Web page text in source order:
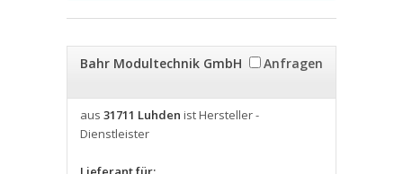
Bahr Modultechnik GmbH Anfragen
aus 31711 Luhden ist Hersteller -
Dienstleister